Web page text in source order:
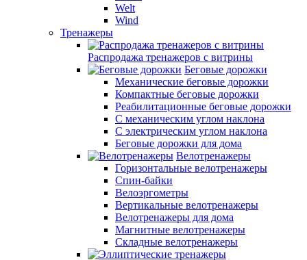
Welt
Wind
Тренажеры
Распродажа тренажеров с витрины
Беговые дорожки
Механические беговые дорожки
Компактные беговые дорожки
Реабилитационные беговые дорожки
С механическим углом наклона
С электрическим углом наклона
Беговые дорожки для дома
Велотренажеры
Горизонтальные велотренажеры
Спин-байки
Велоэргометры
Вертикальные велотренажеры
Велотренажеры для дома
Магнитные велотренажеры
Складные велотренажеры